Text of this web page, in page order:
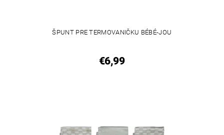
ŠPUNT PRE TERMOVANIČKU BÉBÉ-JOU
€6,99